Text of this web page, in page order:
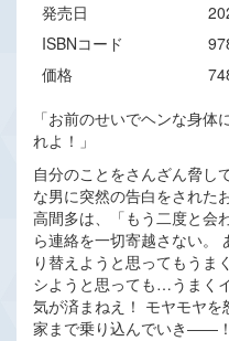
発売日
ISBNコード
価格
「お前のせいでヘンな身
れよ！」
自分のことをさんざん脅し
な男に突然の告白をされた
高間多は、「もう二度と会
ら連絡を一切寄越さない。
り替えようと思ってもうま
シようと思っても…うまく
気が済まねえ！ モヤモヤ
家まで乗り込んでいき――